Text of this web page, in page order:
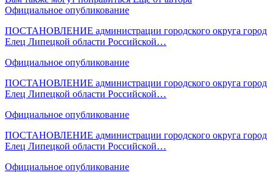
Официальное опубликование
ПОСТАНОВЛЕНИЕ администрации городского округа город
Елец Липецкой области Российской…
Официальное опубликование
ПОСТАНОВЛЕНИЕ администрации городского округа город
Елец Липецкой области Российской…
Официальное опубликование
ПОСТАНОВЛЕНИЕ администрации городского округа город
Елец Липецкой области Российской…
Официальное опубликование